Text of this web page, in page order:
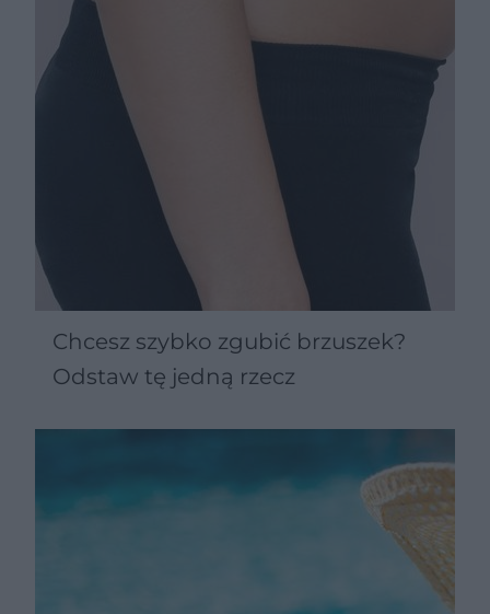
Chcesz szybko zgubić brzuszek?
Odstaw tę jedną rzecz